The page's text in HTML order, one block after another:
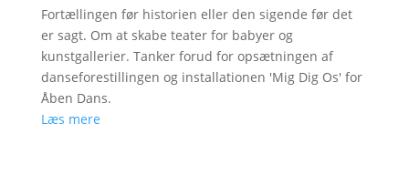
Fortællingen før historien eller den sigende før det
er sagt. Om at skabe teater for babyer og
kunstgallerier. Tanker forud for opsætningen af
danseforestillingen og installationen 'Mig Dig Os' for
Åben Dans.
Læs mere